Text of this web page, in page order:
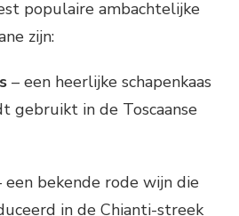
populaire ambachtelijke
zijn:
– een heerlijke schapenkaas
gebruikt in de Toscaanse
een bekende rode wijn die
in de Chianti-streek